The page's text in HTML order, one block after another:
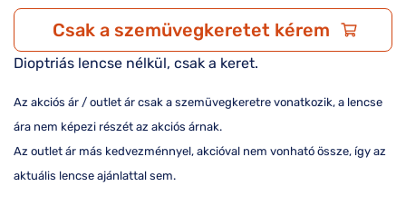
Csak a szemüvegkeretet kérem
Dioptriás lencse nélkül, csak a keret.
Az akciós ár / outlet ár csak a szemüvegkeretre vonatkozik, a lencse
ára nem képezi részét az akciós árnak.
Az outlet ár más kedvezménnyel, akcióval nem vonható össze, így az
aktuális lencse ajánlattal sem.